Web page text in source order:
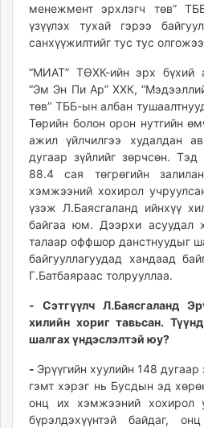
urlag.mn
unen.mn
asu.mn
shudarga.mn
shuurhai.mn
unuudur.mn
isee.mn
mglradio.com
fact.mn
itoim.mn
tumen.mn
shuum.mn
times.mn
tvmongolia.mn
unegui.mn
assa.mn
tac.mn
paparazzi.mn
unread.today
менежмент эрхлэгч төв”
үзүүлэх тухай гэрээ
санхүүжилтийг тус тус
“МИАТ” ТӨХК-ийн эрх бүхий
“Эм Эн Пи Ар” ХХК,
төв” ТББ-ын албан
Төрийн болон орон нутгийн
ажил үйлчилгээ худалдан
дугаар зүйлийг зөрчсөн. Тэд
88.4 сая төгрөгийн
хэмжээний хохирол
үзэж Л.Баясгаланд ийнхүү
байгаа юм. Дээрхи асуудал
талаар оффшор данстнуудыг
байгууллагуудад хандаад
Г.Батбаяраас толрууллаа.
- Сэтгүүлч Л.Баясгаланд
хилийн хориг тавьсан.
шалгах үндэслэлтэй юу?
- Эрүүгийн хуулийн 148
гэмт хэрэг нь Бусдын эд
онц их хэмжээний хохирол
бүрэлдэхүүнтэй байдаг,